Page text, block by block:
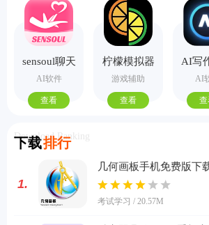
sensoul聊天
AI软件
查看
柠檬模拟器
手机版
游戏辅助
查看
AI写
视频
AI
下载排行
Download Ranking
1.
几何画板手机免费版下
考试学习 / 20.57M